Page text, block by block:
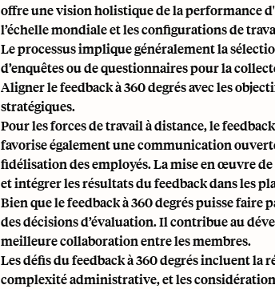
offre une vision holistique de la performance
l’échelle mondiale et les configurations de
Le processus implique généralement la
d’enquêtes ou de questionnaires pour la
Aligner le feedback à 360 degrés avec les
stratégiques.
Pour les forces de travail à distance, le
favorise également une communication
fidélisation des employés. La mise en œuvre
et intégrer les résultats du feedback dans les
Bien que le feedback à 360 degrés puisse
des décisions d’évaluation. Il contribue au
meilleure collaboration entre les membres.
Les défis du feedback à 360 degrés incluent la
complexité administrative, et les